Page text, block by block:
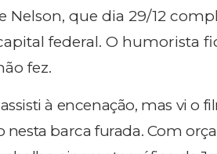
Nelson, que dia 29/12
federal. O humorista
fez.
à encenação, mas vi o
nesta barca furada. Com